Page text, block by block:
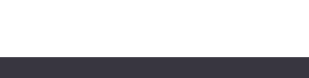
1. 회사는 합리적 사유가 발생했을 경우 서비스 약관의
- 회원가입정보의 경우, 회원가입을 탈퇴하거나 회원에서